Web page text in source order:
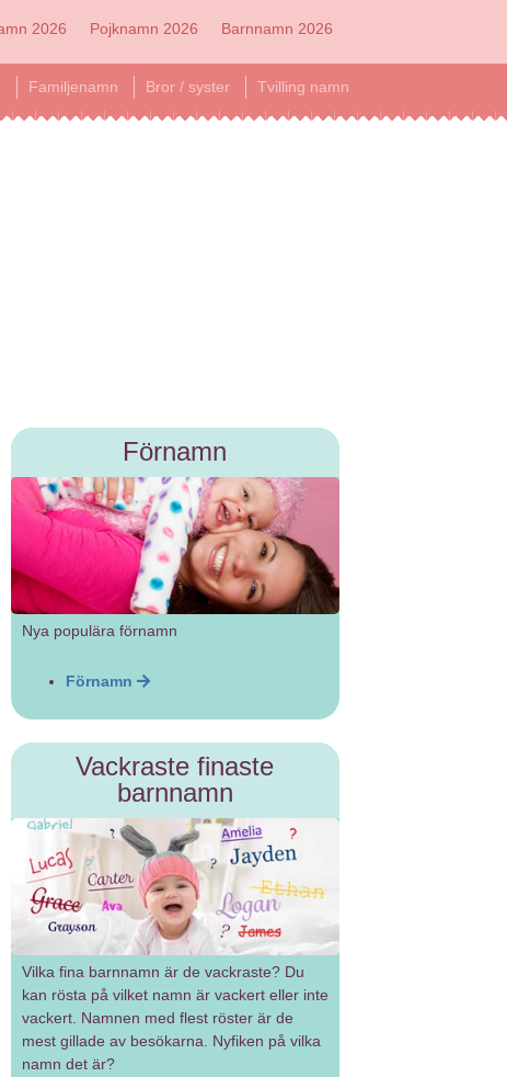
2026 Pojknamn 2026 Barnnamn 2026
Familjenamn Bror / syster Tvilling namn
Förnamn
Nya populära förnamn
Förnamn
Vackraste finaste
barnnamn
Vilka fina barnnamn är de vackraste? Du
kan rösta på vilket namn är vackert eller inte
vackert. Namnen med flest röster är de
mest gillade av besökarna. Nyfiken på vilka
namn det är?